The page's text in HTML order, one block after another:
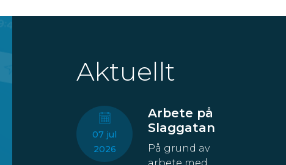
Aktuellt
07 jul
2026
Arbete på
Slaggatan
På grund av
arbete med